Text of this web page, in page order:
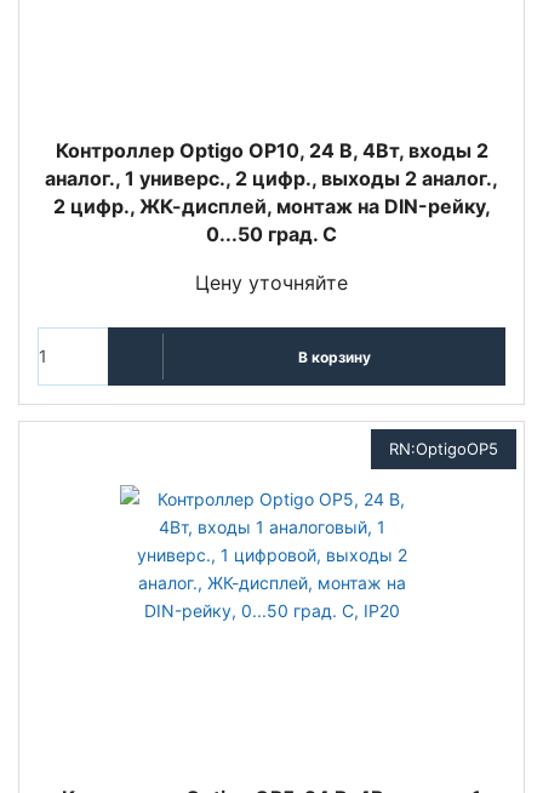
Контроллер Optigo OP10, 24 В, 4Вт, входы 2
аналог., 1 универс., 2 цифр., выходы 2 аналог.,
2 цифр., ЖК-дисплей, монтаж на DIN-рейку,
0...50 град. C
Цену уточняйте
В корзину
RN:OptigoOP5